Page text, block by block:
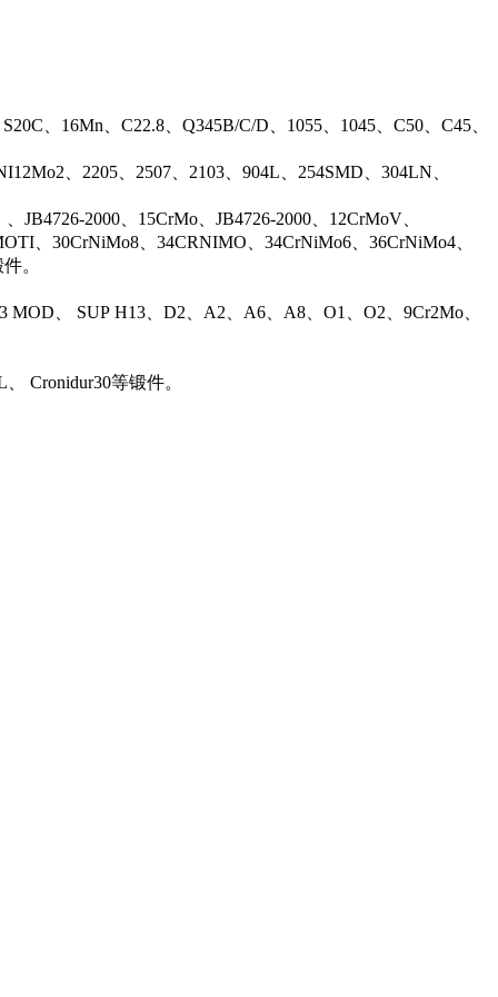
、16Mn、C22.8、Q345B/C/D、1055、1045、C50、C45、
、2205、2507、2103、904L、254SMD、304LN、
2000、15CrMo、JB4726-2000、12CrMoV、
、30CrNiMo8、34CRNIMO、34CrNiMo6、36CrNiMo4、
。
、 SUP H13、D2、A2、A6、A8、O1、O2、9Cr2Mo、
Cronidur30等锻件。